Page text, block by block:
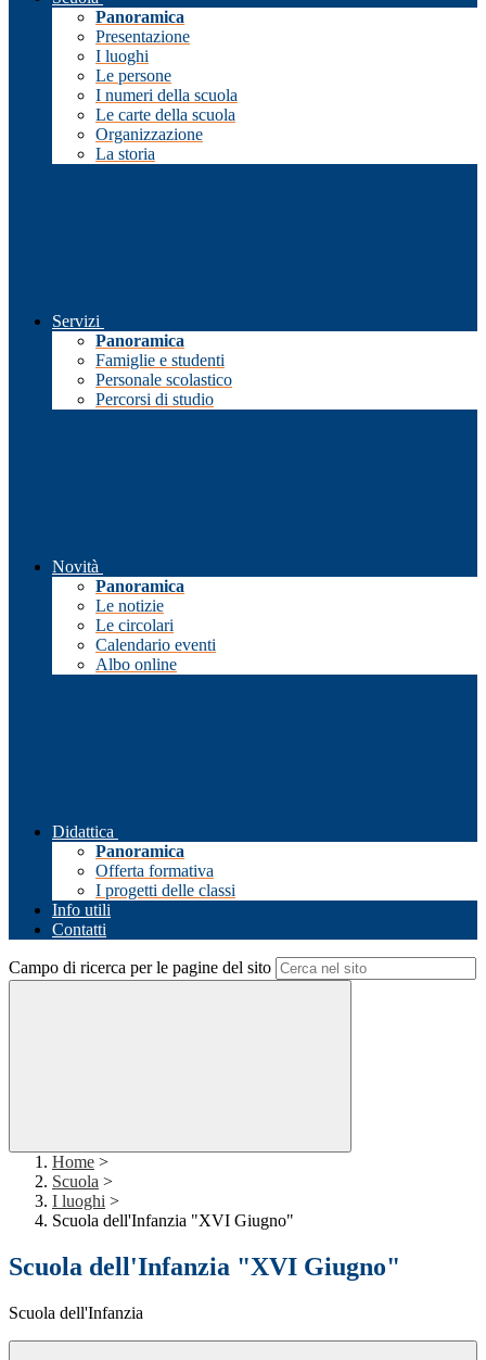
Panoramica
Presentazione
I luoghi
Le persone
I numeri della scuola
Le carte della scuola
Organizzazione
La storia
Servizi
Panoramica
Famiglie e studenti
Personale scolastico
Percorsi di studio
Novità
Panoramica
Le notizie
Le circolari
Calendario eventi
Albo online
Didattica
Panoramica
Offerta formativa
I progetti delle classi
Info utili
Contatti
Campo di ricerca per le pagine del sito
Home >
Scuola >
I luoghi >
Scuola dell'Infanzia "XVI Giugno"
Scuola dell'Infanzia "XVI Giugno"
Scuola dell'Infanzia